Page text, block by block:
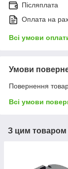
Післяплата
Оплата на
Всі умови
Умови
Повернення
Всі умови
З цим товаром